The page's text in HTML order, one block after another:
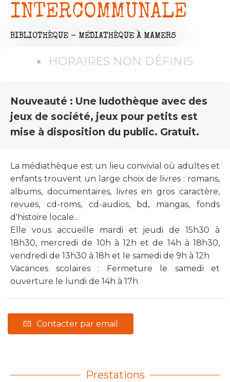
INTERCOMMUNALE
BIBLIOTHÈQUE - MÉDIATHÈQUE À MAMERS
HORAIRES NON DÉFINIS
Nouveauté : Une ludothèque avec des
jeux de société, jeux pour petits est
mise à disposition du public. Gratuit.
La médiathèque est un lieu convivial où adultes et
enfants trouvent un large choix de livres : romans,
albums, documentaires, livres en gros caractère,
revues, cd-roms, cd-audios, bd, mangas, fonds
d'histoire locale...
Elle vous accueille mardi et jeudi de 15h30 à
18h30, mercredi de 10h à 12h et de 14h à 18h30,
vendredi de 13h30 à 18h et le samedi de 9h à 12h
Vacances scolaires : Fermeture le samedi et
ouverture le lundi de 14h à 17h
Contacter par email
Prestations